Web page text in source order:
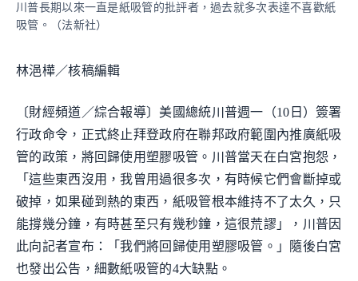
川普長期以來一直是紙吸管的批評者，過去就多次表達不喜歡紙
吸管。（法新社）
林浥樺／核稿編輯
〔財經頻道／綜合報導〕美國總統川普週一（10日）簽署
行政命令，正式終止拜登政府在聯邦政府範圍內推廣紙吸
管的政策，將回歸使用塑膠吸管。川普當天在白宮抱怨，
「這些東西沒用，我曾用過很多次，有時候它們會斷掉或
破掉，如果碰到熱的東西，紙吸管根本維持不了太久，只
能撐幾分鐘，有時甚至只有幾秒鐘，這很荒謬」，川普因
此向記者宣布：「我們將回歸使用塑膠吸管。」隨後白宮
也發出公告，細數紙吸管的4大缺點。